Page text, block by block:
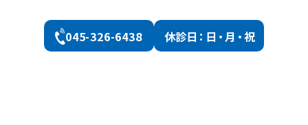
045-326-6438 休診日：日・月・祝